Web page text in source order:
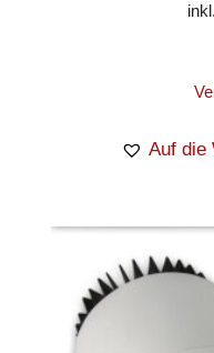
Auf die